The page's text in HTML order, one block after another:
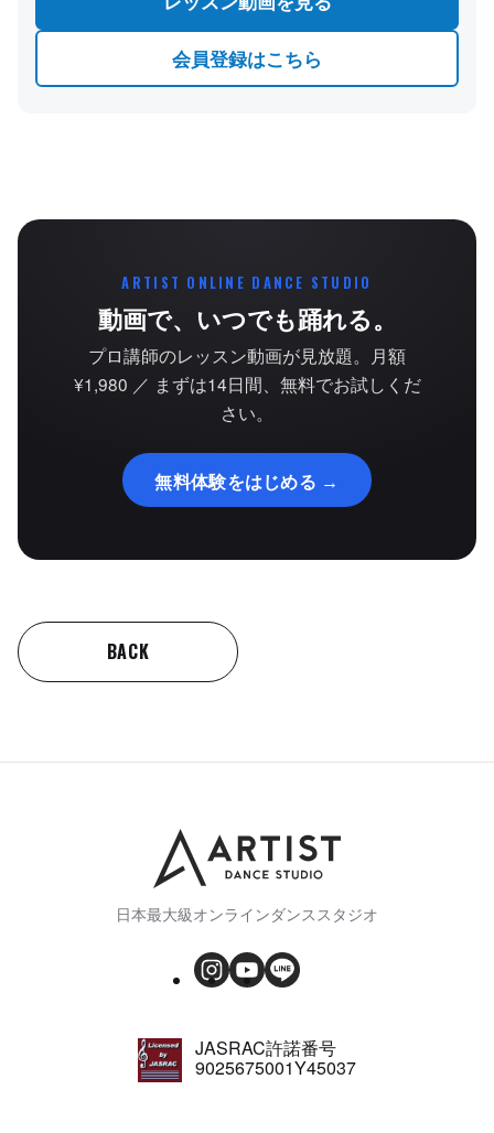
会員登録はこちら
ARTIST ONLINE DANCE STUDIO
動画で、いつでも踊れる。
プロ講師のレッスン動画が見放題。月額
¥1,980 ／ まずは14日間、無料でお試しくだ
さい。
無料体験をはじめる →
BACK
日本最大級オンラインダンススタジオ
JASRAC許諾番号
9025675001Y45037